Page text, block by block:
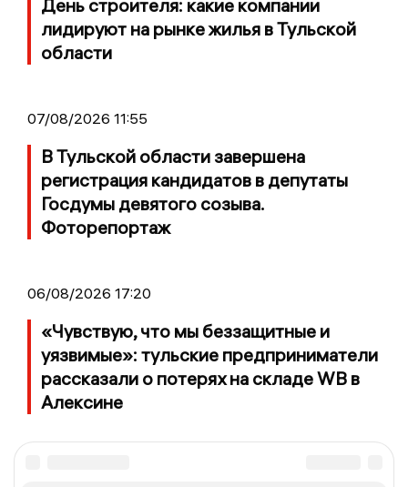
День строителя: какие компании
лидируют на рынке жилья в Тульской
области
07/08/2026 11:55
В Тульской области завершена
регистрация кандидатов в депутаты
Госдумы девятого созыва.
Фоторепортаж
06/08/2026 17:20
«Чувствую, что мы беззащитные и
уязвимые»: тульские предприниматели
рассказали о потерях на складе WB в
Алексине